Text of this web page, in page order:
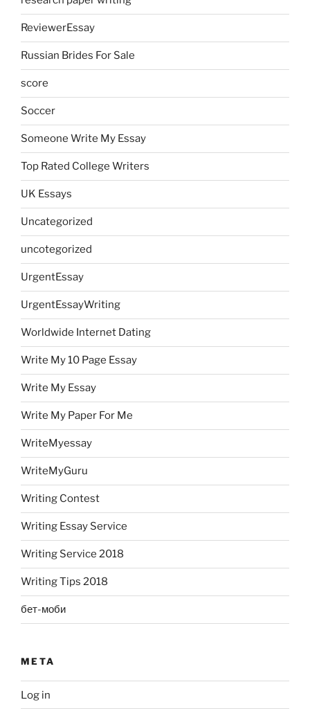
ReviewerEssay
Russian Brides For Sale
score
Soccer
Someone Write My Essay
Top Rated College Writers
UK Essays
Uncategorized
uncotegorized
UrgentEssay
UrgentEssayWriting
Worldwide Internet Dating
Write My 10 Page Essay
Write My Essay
Write My Paper For Me
WriteMyessay
WriteMyGuru
Writing Contest
Writing Essay Service
Writing Service 2018
Writing Tips 2018
бет-моби
META
Log in